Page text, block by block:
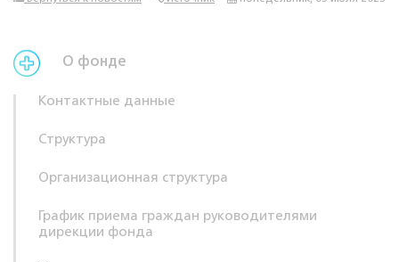
О фонде
Контактные данные
Структура
Организационная структура
График приема граждан руководителями
дирекции фонда